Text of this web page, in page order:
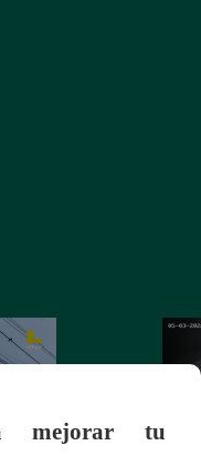
mejorar tu